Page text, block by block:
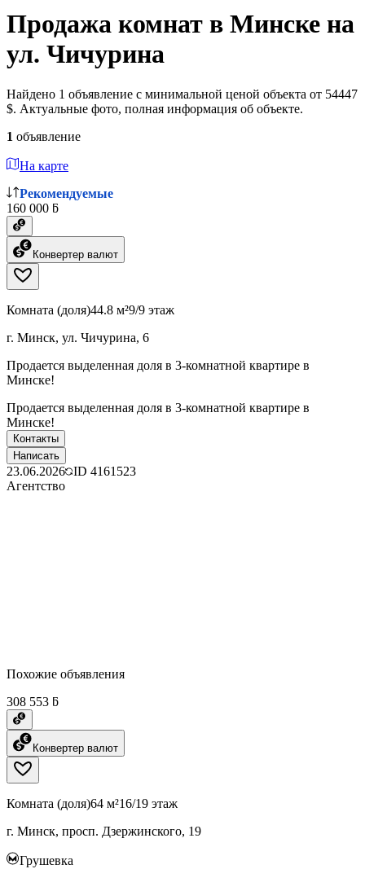
Продажа комнат в Минске на
ул. Чичурина
Найдено 1 объявление с минимальной ценой объекта от 54447
$. Актуальные фото, полная информация об объекте.
1 объявление
На карте
Рекомендуемые
160 000 ƃ
Конвертер валют
Комната (доля)44.8 м²9/9 этаж
г. Минск, ул. Чичурина, 6
Продается выделенная доля в 3-комнатной квартире в
Минске!
Продается выделенная доля в 3-комнатной квартире в
Минске!
Контакты
Написать
23.06.2026 ID 4161523
Агентство
Похожие объявления
308 553 ƃ
Конвертер валют
Комната (доля)64 м²16/19 этаж
г. Минск, просп. Дзержинского, 19
Грушевка